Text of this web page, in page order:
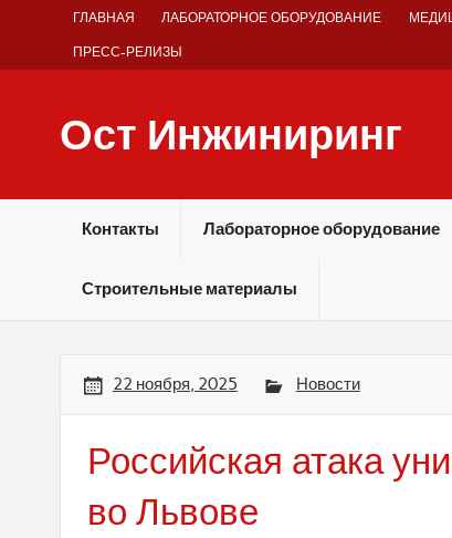
ГЛАВНАЯ ЛАБОРАТОРНОЕ ОБОРУДОВАНИЕ
ПРЕСС-РЕЛИЗЫ
Ост Инжиниринг
Контакты Лабораторное оборудование
Строительные материалы
22 ноября, 2025 Новости
Российская атака
во Львове